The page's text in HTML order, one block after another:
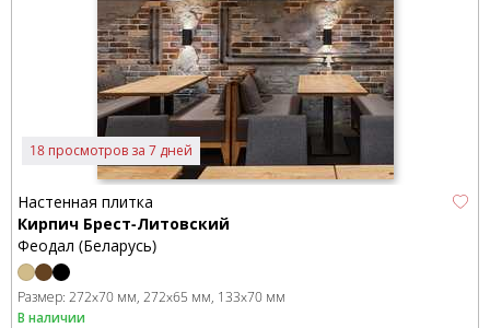
18 просмотров за 7 дней
Настенная плитка
Кирпич Брест-Литовский
Феодал (Беларусь)
Размер: 272x70 мм 272x65 мм 133x70 мм
В наличии